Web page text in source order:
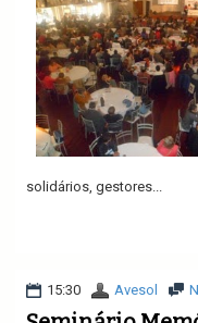
solidários, gestores...
15:30 Avesol